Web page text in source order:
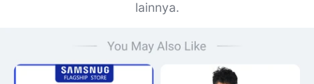
lainnya.